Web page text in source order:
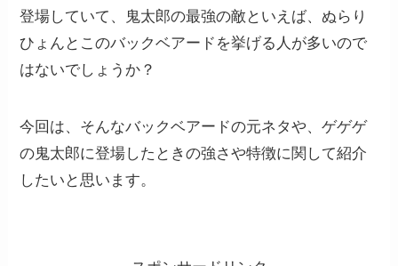
登場していて、鬼太郎の最強の敵といえば、ぬらり
ひょんとこのバックベアードを挙げる人が多いので
はないでしょうか？
今回は、そんなバックベアードの元ネタや、ゲゲゲ
の鬼太郎に登場したときの強さや特徴に関して紹介
したいと思います。